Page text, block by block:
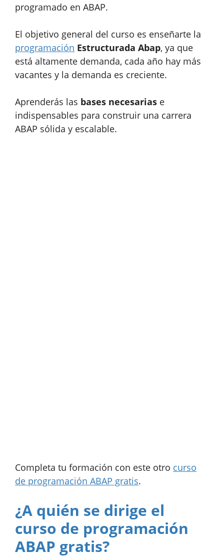
programado en ABAP.
El objetivo general del curso es enseñarte la
programación Estructurada Abap, ya que
está altamente demanda, cada año hay más
vacantes y la demanda es creciente.
Aprenderás las bases necesarias e
indispensables para construir una carrera
ABAP sólida y escalable.
Completa tu formación con este otro curso
de programación ABAP gratis.
​¿A quién se dirige el
curso de programación
ABAP gratis?